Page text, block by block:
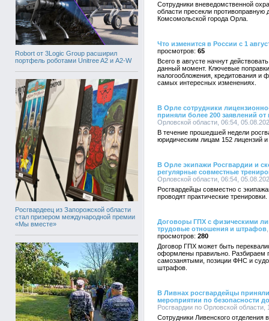
Robort от 3Logic Group расширил
портфель роботами Unitree A2 и A2-W
Росгвардеец из Запорожской области
стал призером международной премии
«Мы вместе»
Сотрудники вневедомственной
области пресекли противоправную
Комсомольской города Орла.
Что изменится в России с 1
65
Всего в августе начнут
данный момент. Ключевые
налогообложения, кредитования и
самых интересных изменениях.
В Орле сотрудники
приняли более 200 заявлений от
Орловской области, 06:54,
В течение прошедшей недели
юридическим лицам 152 лицензий
В Орле экипажи Росгвардии и
регулярные совместные
Орловской области, 06:54,
Росгвардейцы совместно с
проводят практические тренировки.
Договоры ГПХ с физическими
трудовые отношения и штрафов
280
Договор ГПХ может быть
оформлены правильно. Разбираем
самозанятыми, позиции ФНС и
штрафов.
В Ливнах росгвардейцы
мероприятии по безопасности
Росгвардии по Орловской
Сотрудники Ливенского отделения